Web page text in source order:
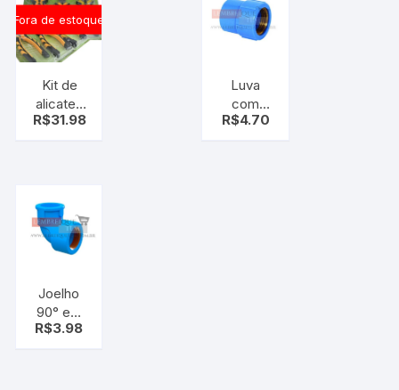
Fora de estoque
Kit de
alicates
3pçs –
R$31.98
Luva
com
Bucha
R$4.70
Joelho
90° em
Pvc
R$3.98